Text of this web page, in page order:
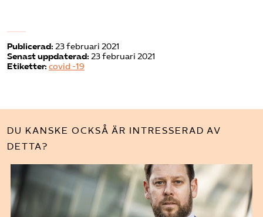
Publicerad: 23 februari 2021
Senast uppdaterad: 23 februari 2021
Etiketter: covid -19
DU KANSKE OCKSÅ ÄR INTRESSERAD AV
DETTA?